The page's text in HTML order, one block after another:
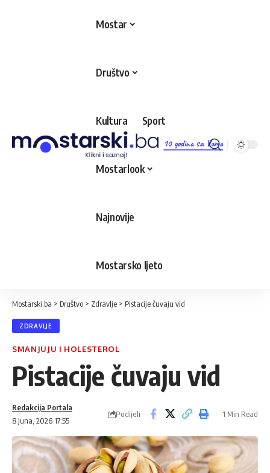
10 godina sa Vama
Mostar
Društvo
Kultura Sport
Mostarlook
Najnovije
Mostarsko ljeto
Mostarski.ba > Društvo > Zdravlje > Pistacije čuvaju vid
ZDRAVLJE
SMANJUJU I HOLESTEROL
Pistacije čuvaju vid
8 Juna, 2026 17:55
Redakcija Portala
Podijeli 1 Min Read